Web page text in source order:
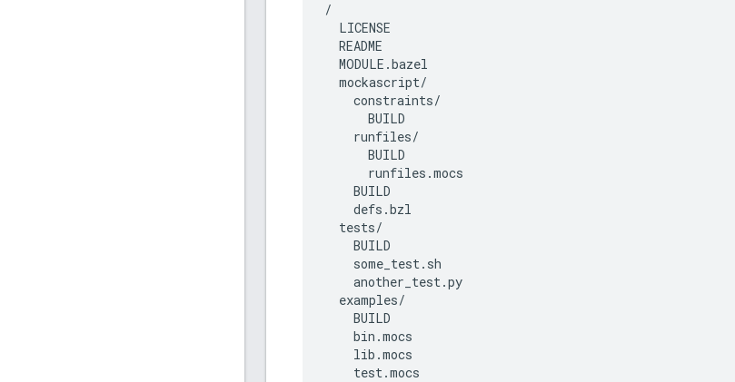
/
LICENSE
README
MODULE .bazel
mockascript/
constraints/
BUILD
runfiles/
BUILD
runfiles .mocs
BUILD
defs .bzl
tests/
BUILD
some_test. sh
another_test.py
examples/
BUILD
bin .mocs
lib .mocs
test.mocs